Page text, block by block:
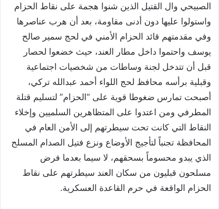
الصبيحي وال القتيل الذين شنوا هجمة على نقاط الحزام
واستولوا عليها دون أدنى مقاومة، بعد أن هرب عناصرها
وفي مقدمتهم قائد الحزام الأمني في لحج سمير صالح
يوسف واحتموا داخل مطار العند، حيث خضعوا لحصار
قبل أن تتدخل لجنة وساطات من شخصيات اجتماعية
وقبلية برأسه محافظ لحج اللواء أحمد عبدالله تركي،
أصبحت تمارس ضغوطا قوية على “الحزام” لتسليم قتلة
المطرفي ومن اعتدوا على المتظاهرين السلميين وإخلاء
النقاط التي كانت تحت سيطرتهم إلى الأمن العام في
المحافظة تجنباً لتأجيج الأوضاع ونزع فتيل الصدام المسلح
الذي يبدو محسوماً بسحقهم، لا سيما بعدما فرض
مسلحون قبليون من سكان العند سيطرتهم على نقاط
الحزام الواقعة في حرم القاعدة العسكرية.